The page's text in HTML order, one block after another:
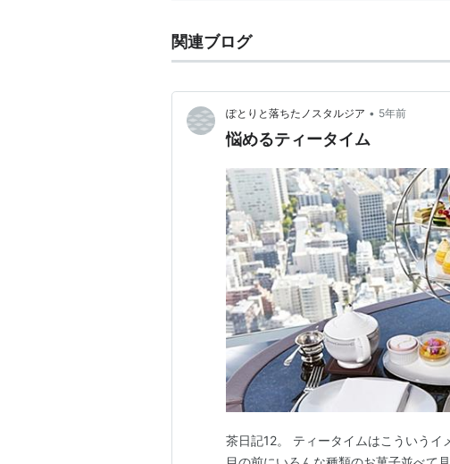
関連ブログ
ぽとりと落ちたノスタルジア • 5年前
悩めるティータイム
茶日記12。 ティータイムはこういうイ